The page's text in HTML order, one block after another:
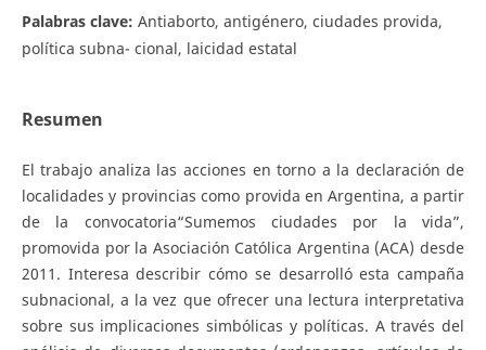
Palabras clave: Antiaborto, antigénero, ciudades provida,
política subna- cional, laicidad estatal
Resumen
El trabajo analiza las acciones en torno a la declaración de
localidades y provincias como provida en Argentina, a partir
de la convocatoria“Sumemos ciudades por la vida”,
promovida por la Asociación Católica Argentina (ACA) desde
2011. Interesa describir cómo se desarrolló esta campaña
subnacional, a la vez que ofrecer una lectura interpretativa
sobre sus implicaciones simbólicas y políticas. A través del